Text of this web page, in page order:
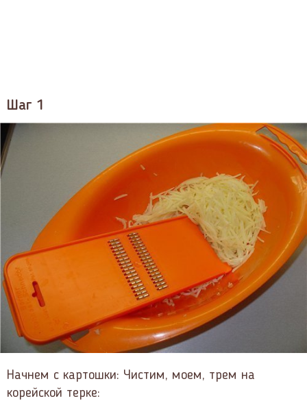
Шаг 1
Начнем с картошки: Чистим, моем, трем на
корейской терке: